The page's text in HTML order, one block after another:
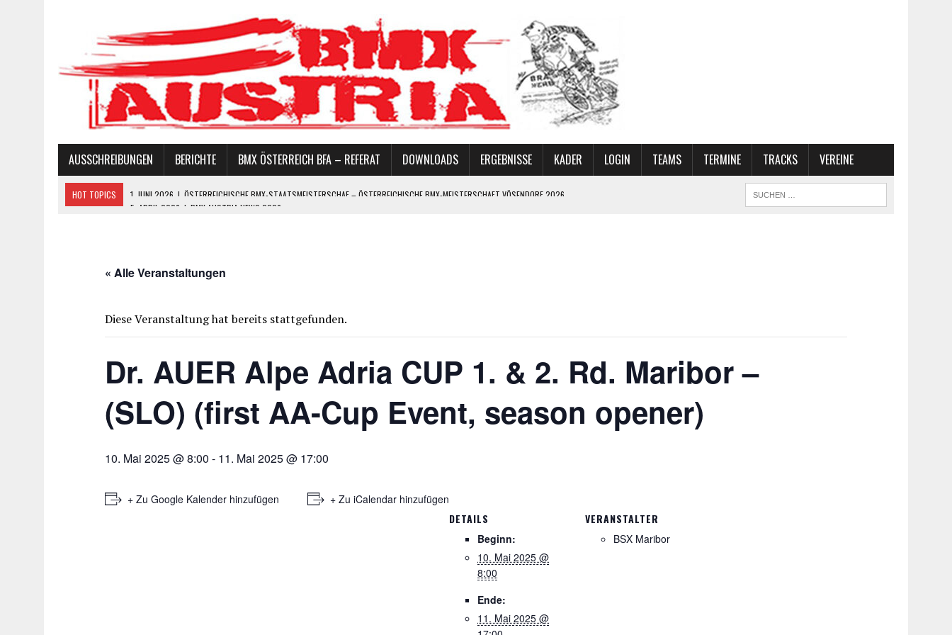
AUSSCHREIBUNGEN BERICHTE BMX ÖSTERREICH BFA – REFERAT DOWNLOADS ERGEBNISSE KADER LOGIN TEAMS TERMINE TRACKS VEREINE
HOT TOPICS 5. APRIL 2026 | BMX AUSTRIA NEWS 2026
« Alle Veranstaltungen
Diese Veranstaltung hat bereits stattgefunden.
Dr. AUER Alpe Adria CUP 1. & 2. Rd. Maribor –
(SLO) (first AA-Cup Event, season opener)
10. Mai 2025 @ 8:00 - 11. Mai 2025 @ 17:00
+ Zu Google Kalender hinzufügen + Zu iCalendar hinzufügen
DETAILS
Beginn:
10. Mai 2025 @
8:00
Ende:
11. Mai 2025 @
VERANSTALTER
BSX Maribor